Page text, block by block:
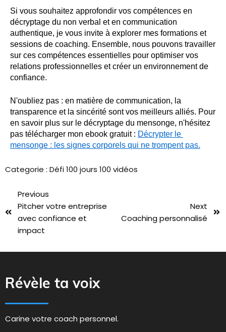
Si vous souhaitez approfondir vos compétences en
décryptage du non verbal et en communication
authentique, je vous invite à explorer mes formations et
sessions de coaching. Ensemble, nous pouvons travailler
sur ces compétences essentielles pour optimiser vos
relations professionnelles et créer un environnement de
confiance.
N'oubliez pas : en matière de communication, la
transparence et la sincérité sont vos meilleurs alliés. Pour
en savoir plus sur le décryptage du mensonge, n'hésitez
pas télécharger mon ebook gratuit : Décrypter le
mensonge : les signes corporels qui ne trompent pas.
Categorie : Défi 100 jours 100 vidéos
Previous
Pitcher votre entreprise
avec confiance et
impact
Next
Coaching personnalisé
Révèle ta voix
Carine votre coach personnel.